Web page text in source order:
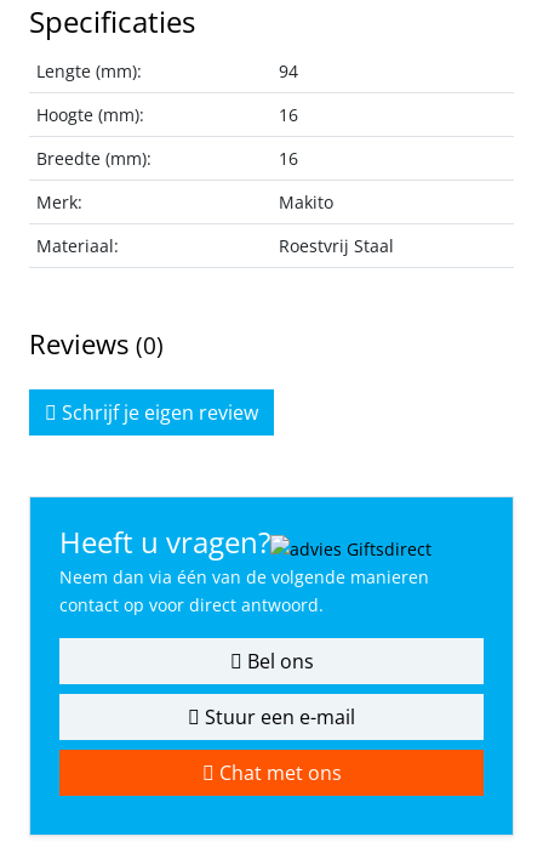
Specificaties
Lengte (mm):
94
Hoogte (mm):
16
Breedte (mm):
16
Merk:
Makito
Materiaal:
Roestvrij Staal
Reviews (0)
Schrijf je eigen review
Heeft u vragen?
Neem dan via één van de volgende manieren
contact op voor direct antwoord.
Bel ons
Stuur een e-mail
Chat met ons